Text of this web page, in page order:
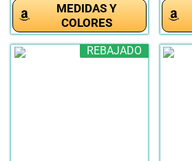
MEDIDAS Y
COLORES
REBAJADO